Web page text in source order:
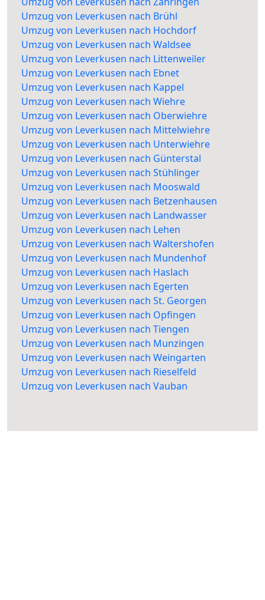
Umzug von Leverkusen nach Brühl
Umzug von Leverkusen nach Hochdorf
Umzug von Leverkusen nach Waldsee
Umzug von Leverkusen nach Littenweiler
Umzug von Leverkusen nach Ebnet
Umzug von Leverkusen nach Kappel
Umzug von Leverkusen nach Wiehre
Umzug von Leverkusen nach Oberwiehre
Umzug von Leverkusen nach Mittelwiehre
Umzug von Leverkusen nach Unterwiehre
Umzug von Leverkusen nach Günterstal
Umzug von Leverkusen nach Stühlinger
Umzug von Leverkusen nach Mooswald
Umzug von Leverkusen nach Betzenhausen
Umzug von Leverkusen nach Landwasser
Umzug von Leverkusen nach Lehen
Umzug von Leverkusen nach Waltershofen
Umzug von Leverkusen nach Mundenhof
Umzug von Leverkusen nach Haslach
Umzug von Leverkusen nach Egerten
Umzug von Leverkusen nach St. Georgen
Umzug von Leverkusen nach Opfingen
Umzug von Leverkusen nach Tiengen
Umzug von Leverkusen nach Munzingen
Umzug von Leverkusen nach Weingarten
Umzug von Leverkusen nach Rieselfeld
Umzug von Leverkusen nach Vauban